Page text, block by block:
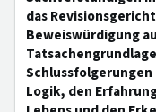
das
Beweiswürdigung
Schlussfolgerungen
Logik, den